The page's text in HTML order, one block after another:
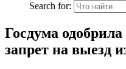
Search for:
Госдума
запрет на выезд